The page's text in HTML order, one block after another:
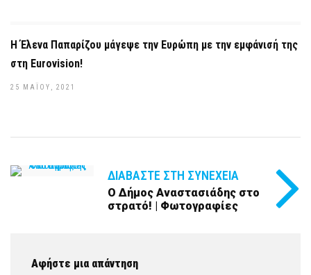
Η Έλενα Παπαρίζου μάγεψε την Ευρώπη με την εμφάνισή της
στη Eurovision!
25 ΜΑΪ́ΟΥ, 2021
ΔΙΑΒΆΣΤΕ ΣΤΗ ΣΥΝΈΧΕΙΑ
Ο Δήμος Αναστασιάδης στο
στρατό! | Φωτογραφίες
Αφήστε μια απάντηση